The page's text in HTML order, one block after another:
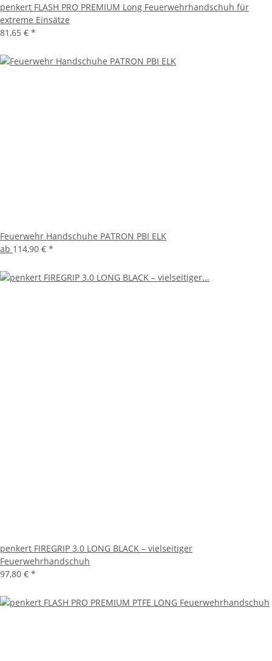
penkert FLASH PRO PREMIUM Long Feuerwehrhandschuh für
extreme Einsätze
81,65 € *
Feuerwehr Handschuhe PATRON PBI ELK
ab 114,90 € *
penkert FIREGRIP 3.0 LONG BLACK – vielseitiger
Feuerwehrhandschuh
97,80 € *